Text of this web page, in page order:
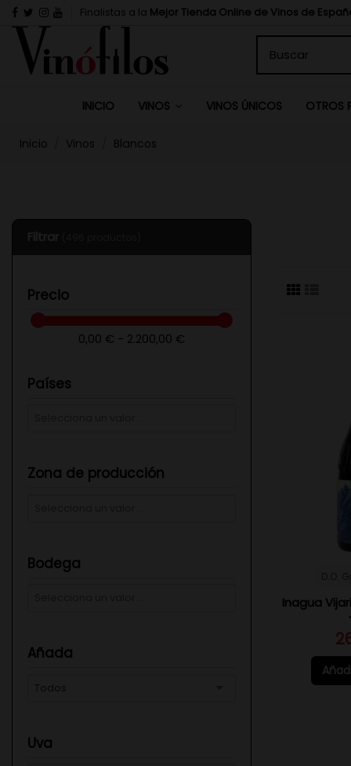
Finalistas a la Mejor Tienda Online de Vinos de
INICIO VINOS VINOS ÚNICOS OTROS
Inicio Vinos Blancos
Inagua
Precio
0,00 € - 2.200,00 €
Países
Zona de producción
Bodega
Añada
Todos
Uva